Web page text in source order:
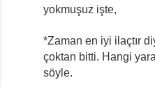
yokmuşuz işte,
*Zaman en iyi ilaçtır
çoktan bitti. Hangi
söyle.